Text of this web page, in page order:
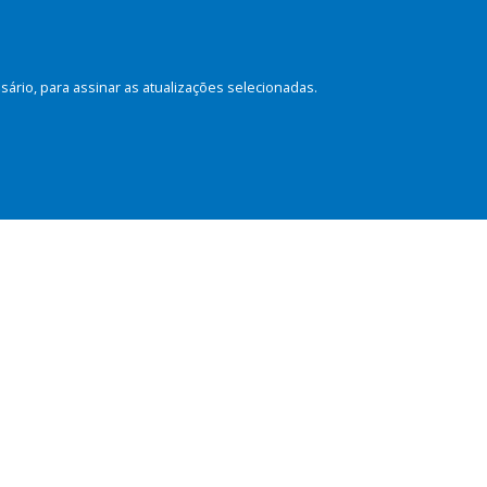
para assinar as atualizações selecionadas.